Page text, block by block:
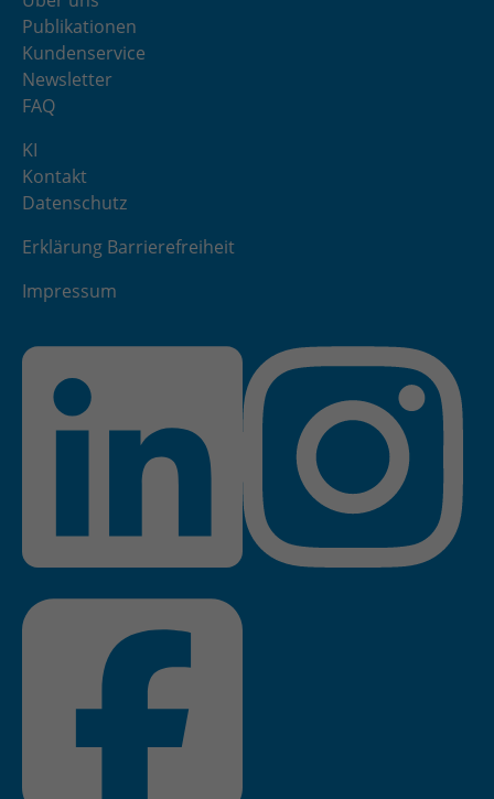
Publikationen
Kundenservice
Newsletter
FAQ
KI
Kontakt
Datenschutz
Erklärung Barrierefreiheit
Impressum